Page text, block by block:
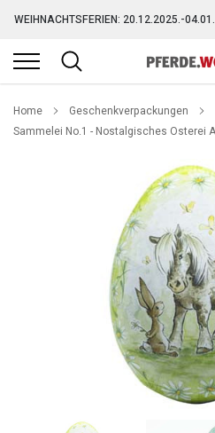
zum
Inhalt
WEIHNACHTSFERIEN: 20.12.2025.-
GRATIS VERSAND AB 150,-€
Home
Geschenkverpackungen
Sammelei No.1 - Nostalgisches Osterei